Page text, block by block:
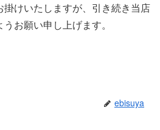
けいたしますが、引き続き当店
お願い申し上げます。
ebisuya